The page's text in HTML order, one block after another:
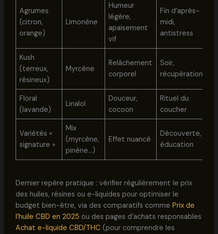
Agrumes
(citron,
orange)
Limonène
Humeur
légère,
apaisement
vif
Fin d’après-
midi,
antistress
Kush
(terreux,
résineux)
Myrcène
Relâchement
corporel
Soir,
récupération
Floral
(lavande)
Linalol
Douceur,
cocoon
Rituel du
coucher
Variétés «
signature »
Mix
(myrcène,
pinène…)
Effet nuancé
Découverte,
éducation
Dernier repère pratique : vérifier régulièrement le prix
des huiles, résines ou e-liquides pour optimiser le
budget bien-être, via des comparatifs comme Prix de
l’huile CBD en 2025 ou des pages d’achats responsables
Achat e-liquide CBD/THC (pour comprendre les